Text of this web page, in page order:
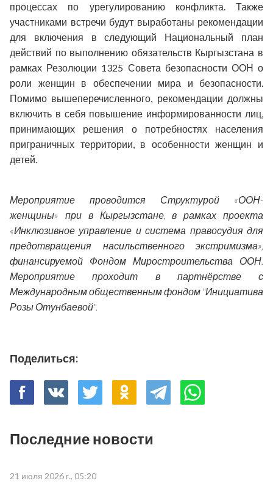
процессах по урегулированию конфликта. Также
участниками встречи будут выработаны рекомендации
для включения в следующий Национальный план
действий по выполнению обязательств Кыргызстана в
рамках Резолюции 1325 Совета безопасности ООН о
роли женщин в обеспечении мира и безопасности.
Помимо вышеперечисленного, рекомендации должны
включить в себя повышение информированности лиц,
принимающих решения о потребностях населения
приграничных территории, в особенности женщин и
детей.
Мероприятие проводится Структурой «ООН-
женщины» при в Кыргызстане, в рамках проекта
«Инклюзивное управление и система правосудия для
предотвращения насильственного экстримизма»,
финансируемой Фондом Миростроительства ООН.
Мероприятие проходит в партнёрстве с
Международным общественным фондом "Инициатива
Розы Отунбаевой".
Поделиться:
Последние новости
21 июля 2026 г., 05:20